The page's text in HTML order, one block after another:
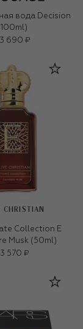
вода Decision
690 ₽
CHRISTIAN
Collection E
Musk (50ml)
570 ₽